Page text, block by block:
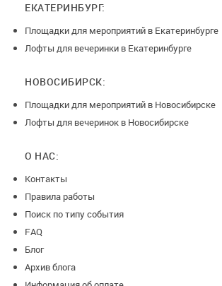
ЕКАТЕРИНБУРГ:
Площадки для мероприятий в Екатеринбурге
Лофты для вечеринки в Екатеринбурге
НОВОСИБИРСК:
Площадки для мероприятий в Новосибирске
Лофты для вечеринок в Новосибирске
О НАС:
Контакты
Правила работы
Поиск по типу события
FAQ
Блог
Архив блога